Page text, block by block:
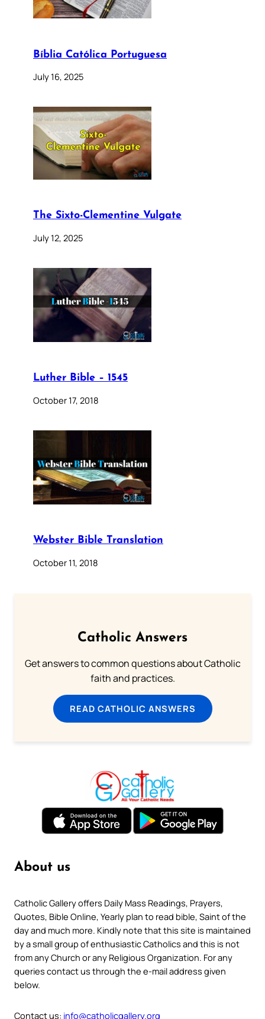
Bíblia Católica Portuguesa
July 16, 2025
The Sixto-Clementine Vulgate
July 12, 2025
Luther Bible – 1545
October 17, 2018
Webster Bible Translation
October 11, 2018
Catholic Answers
Get answers to common questions about Catholic
faith and practices.
READ CATHOLIC ANSWERS
About us
Catholic Gallery offers Daily Mass Readings, Prayers,
Quotes, Bible Online, Yearly plan to read bible, Saint of the
day and much more. Kindly note that this site is maintained
by a small group of enthusiastic Catholics and this is not
from any Church or any Religious Organization. For any
queries contact us through the e-mail address given
below.
Contact us: info@catholicgallery.org